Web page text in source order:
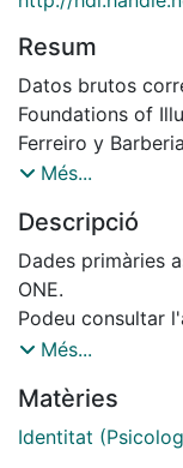
Resum
Datos brutos
Foundations of
Ferreiro y
cuestionarios de
Més...
Descripció
Dades primàries
ONE.
Podeu consultar
http://
Més...
Matèries
Identitat